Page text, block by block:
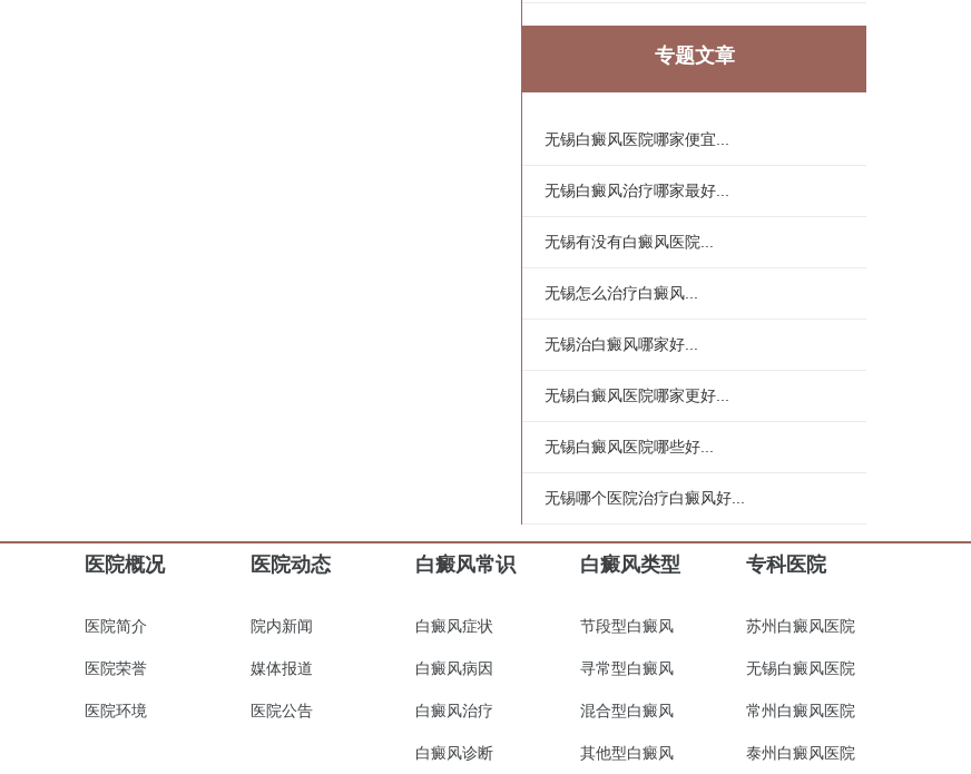
专题文章
无锡白癜风医院哪家便宜...
无锡白癜风治疗哪家最好...
无锡有没有白癜风医院...
无锡怎么治疗白癜风...
无锡治白癜风哪家好...
无锡白癜风医院哪家更好...
无锡白癜风医院哪些好...
无锡哪个医院治疗白癜风好...
医院概况
医院简介
医院荣誉
医院环境
医院动态
院内新闻
媒体报道
医院公告
白癜风常识
白癜风症状
白癜风病因
白癜风治疗
白癜风诊断
白癜风类型
节段型白癜风
寻常型白癜风
混合型白癜风
其他型白癜风
专科医院
苏州白癜风医院
无锡白癜风医院
常州白癜风医院
泰州白癜风医院